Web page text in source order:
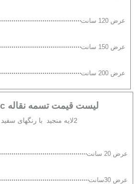
عرض 120 سانت
عرض 150 سانت
عرض 200 سانت
لیست قیمت تسمه نقاله pvc (3میل)
2لایه منجید با رنگهای سفید و سبز
عرض 20 سانت
عرض 30سانت